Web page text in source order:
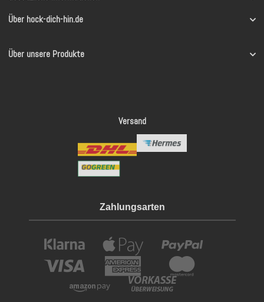
Über hock-dich-hin.de
Über unsere Produkte
Versand
Zahlungsarten